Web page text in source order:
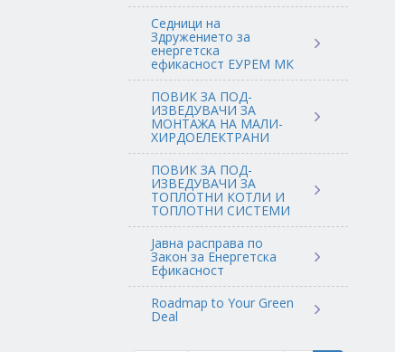
Седници на
Здружението за
енергетска
ефикасност ЕУРЕМ МК
ПОВИК ЗА ПОД-
ИЗВЕДУВАЧИ ЗА
МОНТАЖА НА МАЛИ-
ХИРДОЕЛЕКТРАНИ
ПОВИК ЗА ПОД-
ИЗВЕДУВАЧИ ЗА
ТОПЛОТНИ КОТЛИ И
ТОПЛОТНИ СИСТЕМИ
Јавна расправа по
Закон за Енергетска
Ефикасност
Roadmap to Your Green
Deal